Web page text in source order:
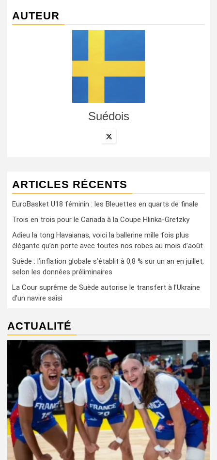
AUTEUR
Suédois
ARTICLES RÉCENTS
EuroBasket U18 féminin : les Bleuettes en quarts de finale
Trois en trois pour le Canada à la Coupe Hlinka-Gretzky
Adieu la tong Havaianas, voici la ballerine mille fois plus
élégante qu’on porte avec toutes nos robes au mois d’août
Suède : l’inflation globale s’établit à 0,8 % sur un an en juillet,
selon les données préliminaires
La Cour suprême de Suède autorise le transfert à l’Ukraine
d’un navire saisi
ACTUALITÉ